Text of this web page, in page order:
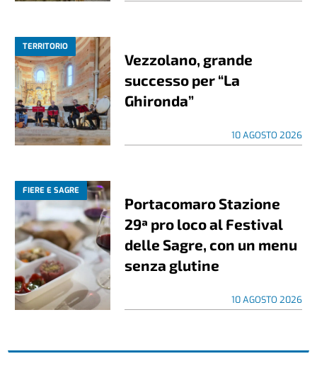
TERRITORIO
Vezzolano, grande
successo per “La
Ghironda”
10 AGOSTO 2026
FIERE E SAGRE
Portacomaro Stazione
29ª pro loco al Festival
delle Sagre, con un menu
senza glutine
10 AGOSTO 2026